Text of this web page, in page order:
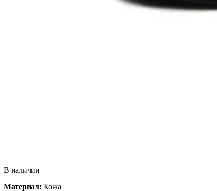
В наличии
Материал: Кожа